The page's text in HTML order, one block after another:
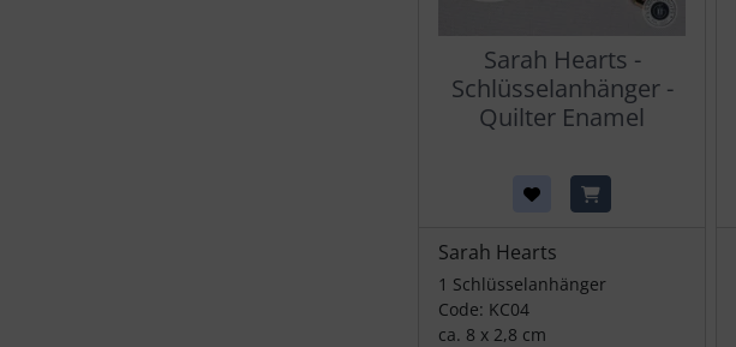
Sarah Hearts -
Schlüsselanhänger -
Quilter Enamel
Sarah Hearts
1 Schlüsselanhänger
Code: KC04
ca. 8 x 2,8 cm